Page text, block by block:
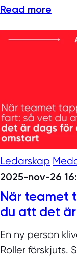
Read more
Ledarskap
2025-nov-26
När teamet
du att det
En ny person
Roller förskjuts.